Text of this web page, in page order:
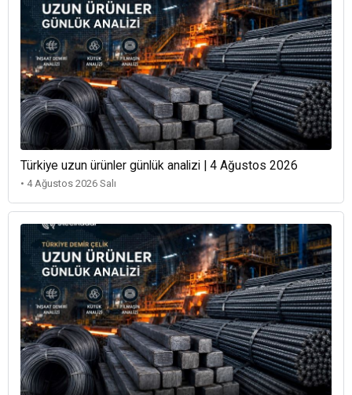
Türkiye uzun ürünler günlük analizi | 4 Ağustos 2026
• 4 Ağustos 2026 Salı